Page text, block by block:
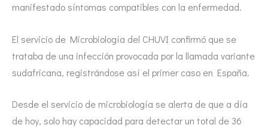
manifestado síntomas compatibles con la enfermedad.
El servicio de Microbiología del CHUVI confirmó que se
trataba de una infección provocada por la llamada variante
sudafricana, registrándose así el primer caso en España.
Desde el servicio de microbiología se alerta de que a día
de hoy, solo hay capacidad para detectar un total de 36